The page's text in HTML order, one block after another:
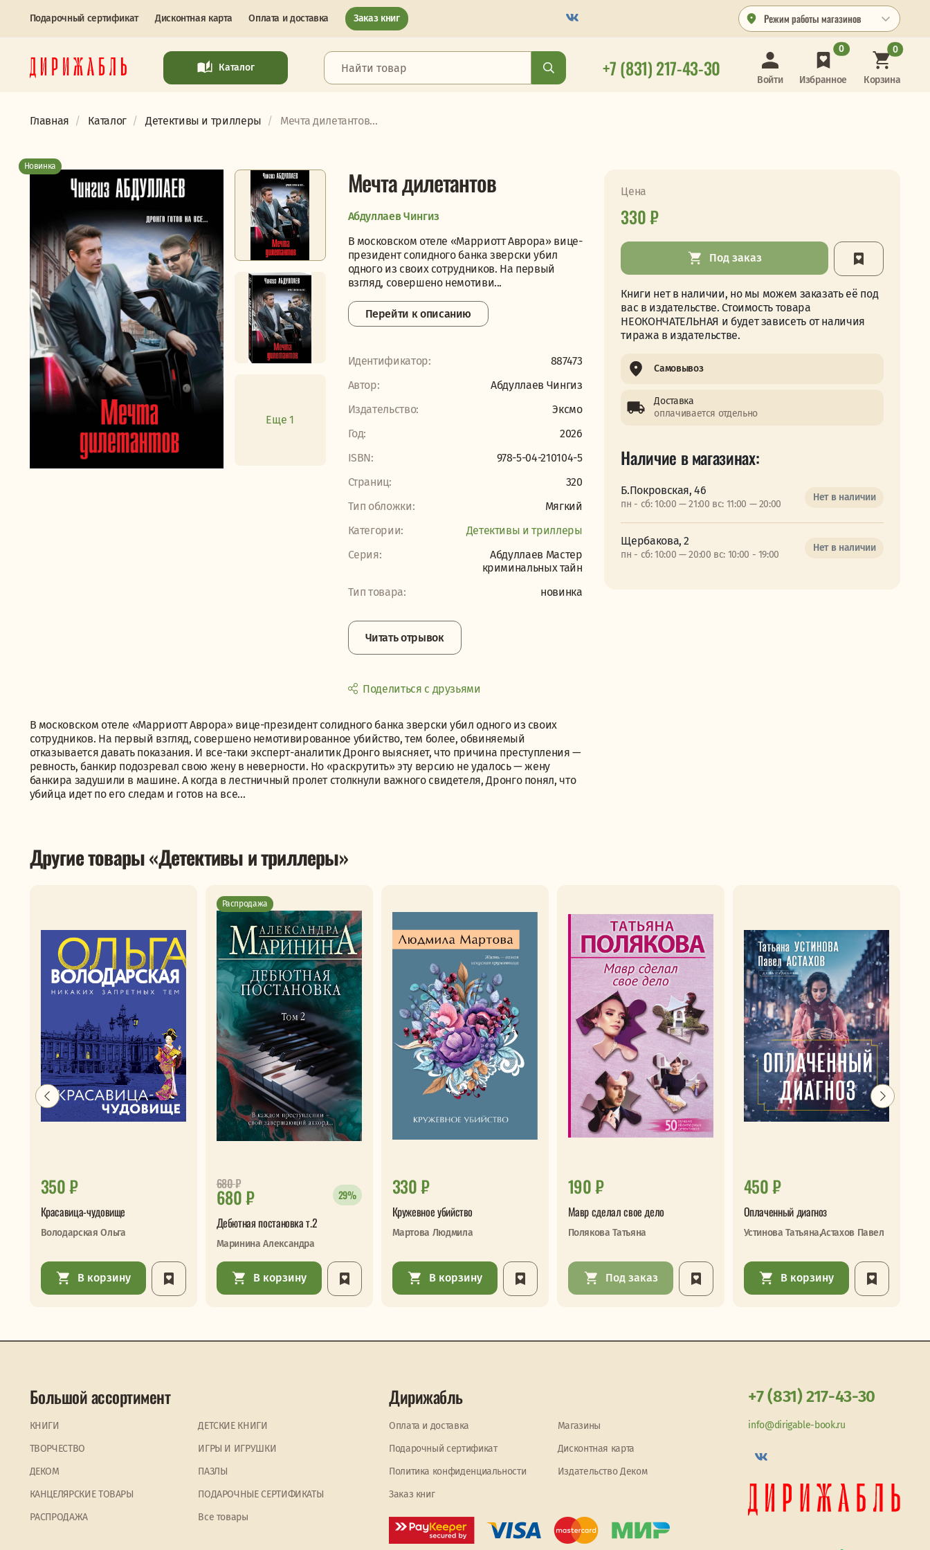
Подарочный сертификат Дисконтная карта Оплата и доставка Заказ книг Режим работы магазинов
Каталог +7 (831) 217-43-30 Войти Избранное
0
Корзина
0
Главная Каталог Детективы и триллеры Мечта дилетантов...
Новинка
Еще 1
Мечта дилетантов
Абдуллаев Чингиз
В московском отеле «Марриотт Аврора» вице-
президент солидного банка зверски убил
одного из своих сотрудников. На первый
взгляд, совершено немотиви...
Перейти к описанию
Идентификатор:
887473
Автор:
Абдуллаев Чингиз
Издательство:
Эксмо
Год:
2026
ISBN:
978-5-04-210104-5
Страниц:
320
Тип обложки:
Мягкий
Категории:
Детективы и триллеры
Серия:
Абдуллаев Мастер
криминальных тайн
Тип товара:
новинка
Читать отрывок
Поделиться с друзьями
В московском отеле «Марриотт Аврора» вице-президент солидного банка зверски убил одного из своих
сотрудников. На первый взгляд, совершено немотивированное убийство, тем более, обвиняемый
отказывается давать показания. И все-таки эксперт-аналитик Дронго выясняет, что причина преступления —
ревность, банкир подозревал свою жену в неверности. Но «раскрутить» эту версию не удалось — жену
банкира задушили в машине. А когда в лестничный пролет столкнули важного свидетеля, Дронго понял, что
убийца идет по его следам и готов на все…
Цена
330 ₽
Под заказ
Книги нет в наличии, но мы можем заказать её под
вас в издательстве. Стоимость товара
НЕОКОНЧАТЕЛЬНАЯ и будет зависеть от наличия
тиража в издательстве.
Самовывоз
Доставка
оплачивается отдельно
Наличие в магазинах:
Б.Покровская, 46
пн - сб: 10:00 — 21:00 вс: 11:00 — 20:00
Нет в наличии
Щербакова, 2
пн - сб: 10:00 — 20:00 вс: 10:00 - 19:00
Нет в наличии
Другие товары «Детективы и триллеры»
350 ₽
Красавица-чудовище
Володарская Ольга
В корзину
Распродажа
680 ₽
680₽
29%
Дебютная постановка т.2
Маринина Александра
В корзину
330 ₽
Кружевное убийство
Мартова Людмила
В корзину
190 ₽
Мавр сделал свое дело
Полякова Татьяна
Под заказ
450 ₽
Оплаченный диагноз
Устинова Татьяна,Астахов Павел
В корзину
Большой ассортимент
КНИГИ
ДЕТСКИЕ КНИГИ
ТВОРЧЕСТВО
ИГРЫ И ИГРУШКИ
ДЕКОМ
ПАЗЛЫ
КАНЦЕЛЯРСКИЕ ТОВАРЫ
ПОДАРОЧНЫЕ СЕРТИФИКАТЫ
PАСПРОДАЖА
Все товары
Дирижабль
Оплата и доставка
Магазины
Подарочный сертификат
Дисконтная карта
Политика конфиденциальности
Издательство Деком
Заказ книг
+7 (831) 217-43-30
info@dirigable-book.ru